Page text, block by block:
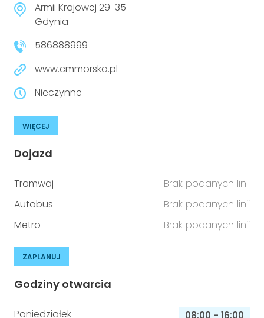
Armii Krajowej 29-35
Gdynia
586888999
www.cmmorska.pl
Nieczynne
WIĘCEJ
Dojazd
Tramwaj
Brak podanych linii
Autobus
Brak podanych linii
Metro
Brak podanych linii
ZAPLANUJ
Godziny otwarcia
Poniedziałek